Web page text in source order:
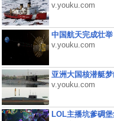
v.youku.com
中国航天完成壮举
v.youku.com
亚洲大国核潜艇
v.youku.com
LOL主播坑爹碉